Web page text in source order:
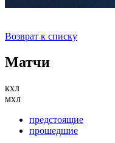
Возврат к списку
Матчи
кхл
мхл
предстоящие
прошедшие